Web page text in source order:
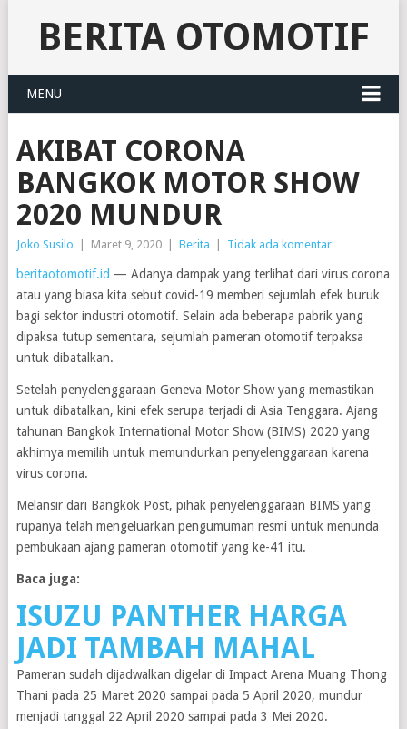
BERITA OTOMOTIF
MENU
AKIBAT CORONA
BANGKOK MOTOR SHOW
2020 MUNDUR
Joko Susilo Maret 9, 2020 Berita Tidak ada komentar
beritaotomotif.id — Adanya dampak yang terlihat dari virus corona
atau yang biasa kita sebut covid-19 memberi sejumlah efek buruk
bagi sektor industri otomotif. Selain ada beberapa pabrik yang
dipaksa tutup sementara, sejumlah pameran otomotif terpaksa
untuk dibatalkan.
Setelah penyelenggaraan Geneva Motor Show yang memastikan
untuk dibatalkan, kini efek serupa terjadi di Asia Tenggara. Ajang
tahunan Bangkok International Motor Show (BIMS) 2020 yang
akhirnya memilih untuk memundurkan penyelenggaraan karena
virus corona.
Melansir dari Bangkok Post, pihak penyelenggaraan BIMS yang
rupanya telah mengeluarkan pengumuman resmi untuk menunda
pembukaan ajang pameran otomotif yang ke-41 itu.
Baca juga:
ISUZU PANTHER HARGA
JADI TAMBAH MAHAL
Pameran sudah dijadwalkan digelar di Impact Arena Muang Thong
Thani pada 25 Maret 2020 sampai pada 5 April 2020, mundur
menjadi tanggal 22 April 2020 sampai pada 3 Mei 2020.